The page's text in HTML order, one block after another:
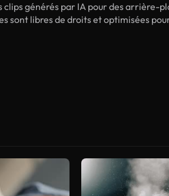
clips générés par IA pour des arrière-
sont libres de droits et optimisées